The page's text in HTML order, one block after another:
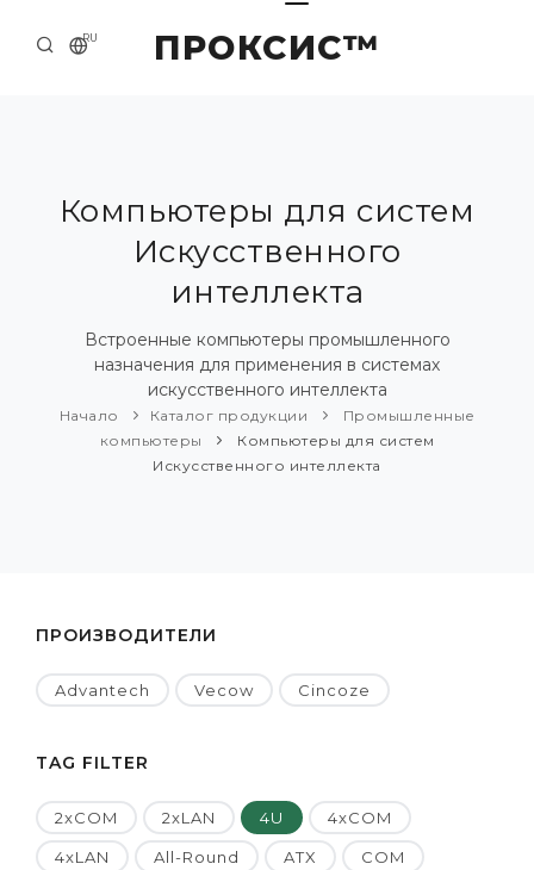
ПРОКСИС™
RU
О КОМПАНИИ
ПРИМЕРЫ И РЕШЕНИЯ
КАТАЛОГ ПРОДУКЦИИ
ПРЕСС-ЦЕНТР
Компьютеры для систем
Искусственного
интеллекта
Встроенные компьютеры промышленного
назначения для применения в системах
искусственного интеллекта
Начало Каталог продукции
Промышленные
компьютеры
Компьютеры для систем
Искусственного интеллекта
ПРОИЗВОДИТЕЛИ
Advantech Vecow Cincoze
TAG FILTER
2xCOM 2xLAN 4U 4xCOM
4xLAN All-Round ATX COM